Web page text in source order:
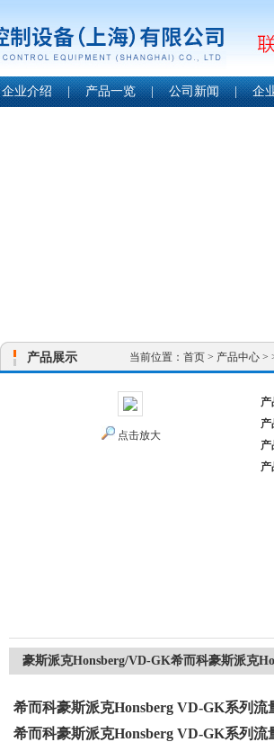
企业介绍 | 产品一览 | 公司新闻 | 企
产品展示 当前位置： 首页 > 产品中心 >
点击放大
产
产
产
产
豪斯派克Honsberg/VD-GK希而科豪斯派克
希而科豪斯派克Honsberg VD-GK系列流
希而科豪斯派克Honsberg VD-GK系列流